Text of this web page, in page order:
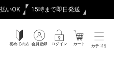
いOK 15時まで即日発送
初めての方 会員登録 ログイン カート カテゴリ